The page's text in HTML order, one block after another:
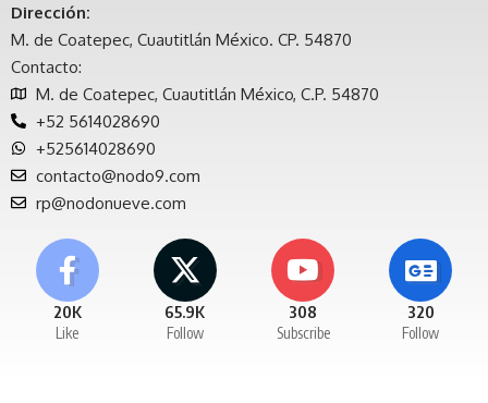
Dirección:
M. de Coatepec, Cuautitlán México. CP. 54870
Contacto:
M. de Coatepec, Cuautitlán México, C.P. 54870
+52 5614028690
+525614028690
contacto@nodo9.com
rp@nodonueve.com
20K
Like
65.9K
Follow
308
Subscribe
320
Follow